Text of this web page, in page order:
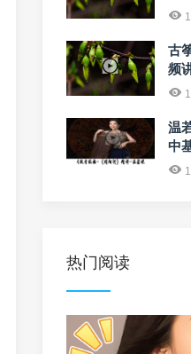
古
频
温
中
热门阅读